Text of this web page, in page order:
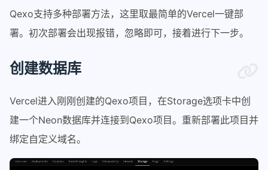
Qexo支持多种部署方法，这里取最简单的Vercel一键部
署。初次部署会出现报错，忽略即可，接着进行下一步。
创建数据库
Vercel进入刚刚创建的Qexo项目，在Storage选项卡中创
建一个Neon数据库并连接到Qexo项目。重新部署此项目并
绑定自定义域名。